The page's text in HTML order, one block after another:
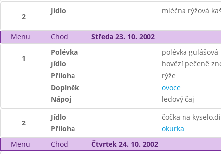
2
Jídlo mléčná rýžová
Menu Chod Středa 23. 10. 2002
1
Polévka
polévka gulášová
Jídlo
hovězí pečeně
Příloha
rýže
Doplněk
ovoce
Nápoj
ledový čaj
2
Jídlo
čočka na
Příloha
okurka
Menu
Chod Čtvrtek 24. 10. 2002